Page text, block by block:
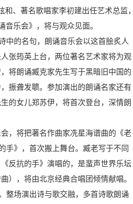
、著名歌唱家李初建出任艺术总监，
乐会》，将与观众见面。
中的名句，朗诵音乐会以这首脍炙人
张筠英上台，两位著名艺术家将为观
将朗诵臧克家先生写于黑暗旧中国的
振聋发聩。参加演出的朗诵名家还有
的女儿郑苏伊，将首次登台，深情朗
，将把著名作曲家冼星海谱曲的《老
手》，首次搬上舞台。臧老写于不同
反抗的手》演唱的，是蜚声世界乐坛
），将由北京经典合唱团倾情献唱。
整场演出诗与歌交融，多首诗歌朗诵